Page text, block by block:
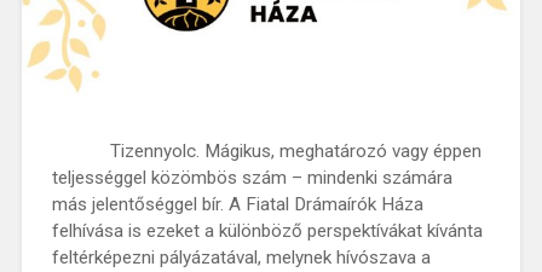
Tizennyolc. Mágikus, meghatározó vagy éppen
teljességgel közömbös szám – mindenki számára
más jelentőséggel bír. A Fiatal Drámaírók Háza
felhívása is ezeket a különböző perspektívákat kívánta
feltérképezni pályázatával, melynek hívószava a